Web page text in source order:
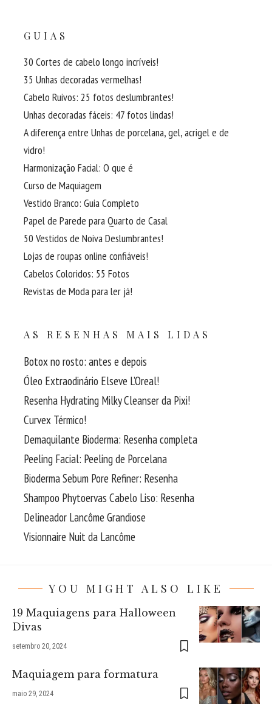
GUIAS
30 Cortes de cabelo longo incríveis!
35 Unhas decoradas vermelhas!
Cabelo Ruivos: 25 fotos deslumbrantes!
Unhas decoradas fáceis: 47 fotos lindas!
A diferença entre Unhas de porcelana, gel, acrigel e de
vidro!
Harmonização Facial: O que é
Curso de Maquiagem
Vestido Branco: Guia Completo
Papel de Parede para Quarto de Casal
50 Vestidos de Noiva Deslumbrantes!
Lojas de roupas online confiáveis!
Cabelos Coloridos: 55 Fotos
Revistas de Moda para ler já!
AS RESENHAS MAIS LIDAS
Botox no rosto: antes e depois
Óleo Extraodinário Elseve L’Oreal!
Resenha Hydrating Milky Cleanser da Pixi!
Curvex Térmico!
Demaquilante Bioderma: Resenha completa
Peeling Facial: Peeling de Porcelana
Bioderma Sebum Pore Refiner: Resenha
Shampoo Phytoervas Cabelo Liso: Resenha
Delineador Lancôme Grandiose
Visionnaire Nuit da Lancôme
YOU MIGHT ALSO LIKE
19 Maquiagens para Halloween
Divas
setembro 20, 2024
Maquiagem para formatura
maio 29, 2024